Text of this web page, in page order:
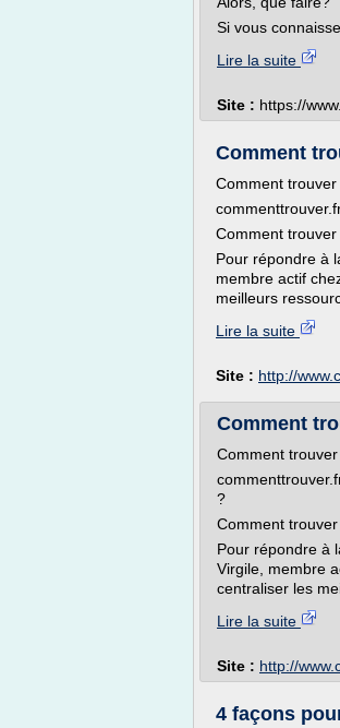
Si vous
Lire la suite
Site : https://
Comment
Comment
Comment
Pour répondre à
membre actif
meilleurs
Lire la suite
Site : http://
Comment
Comment
?
Comment
Pour répondre à
Virgile, membre
centraliser les
Lire la suite
Site : http://
4 façons